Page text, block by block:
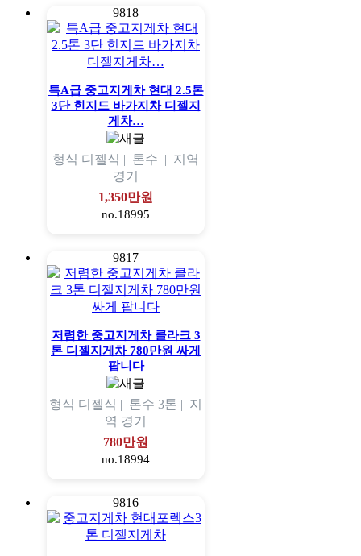
9818
특A급 중고지게차 현대 2.5톤
3단 힌지드 바가지차 디젤지
게차…
형식 디젤식 | 톤수 | 지역
경기
1,350만원
no.18995
9817
저렴한 중고지게차 클라크 3
톤 디젤지게차 780만원 싸게
팝니다
형식 디젤식 | 톤수 3톤 | 지
역 경기
780만원
no.18994
9816